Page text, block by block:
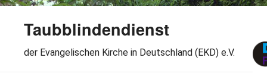
Taubblindendienst
der Evangelischen Kirche in Deutschland (EKD) e.V.